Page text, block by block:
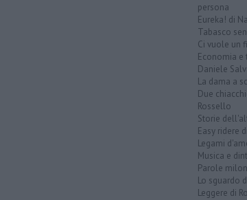
persona
Eureka! di
Tabasco
Ci vuole un
Economia
Daniele
La dama a
Due
Rossello
Storie
Easy ridere
Legami
Musica e
Parole
Lo sguardo
Leggere di